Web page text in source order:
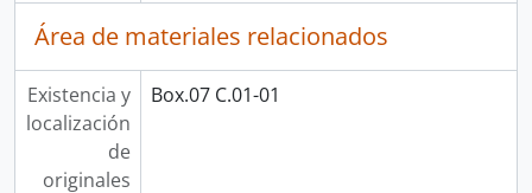
Área de materiales relacionados
Existencia y
localización
de
originales
Box.07 C.01-01